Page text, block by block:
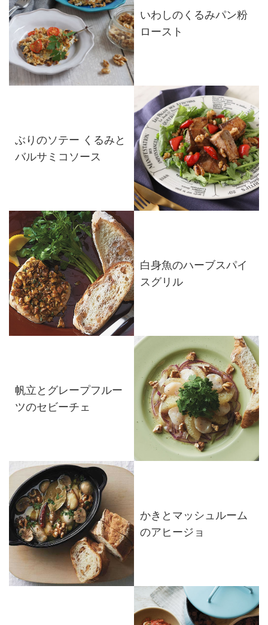
いわしのくるみパン粉
ロースト
ぶりのソテー くるみと
バルサミコソース
白身魚のハーブスパイ
スグリル
帆立とグレープフルー
ツのセビーチェ
かきとマッシュルーム
のアヒージョ